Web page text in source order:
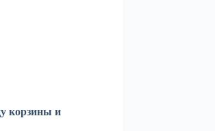
корзины и